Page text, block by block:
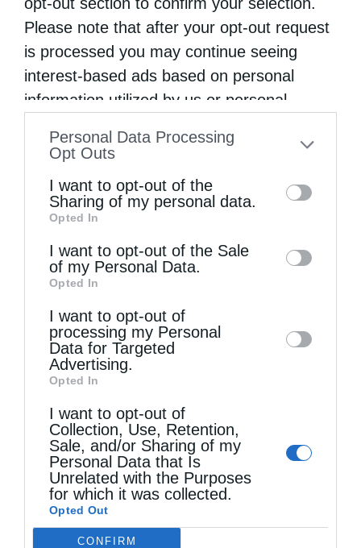
Please note that after your opt-out request
is processed you may continue seeing
interest-based ads based on personal
information utilized by us or personal
to your opt-out. You may separately opt-out
information by third parties on the IAB’s list
of downstream participants. This
information may also be disclosed by us to
third parties on theIAB’s List of
Downstream Participants
disclose it to other third parties.
Personal Data Processing
Opt Outs
I want to opt-out of the
Sharing of my personal data.
Opted In
I want to opt-out of the Sale
of my Personal Data.
Opted In
I want to opt-out of
processing my Personal
Data for Targeted
Advertising.
Opted In
I want to opt-out of
Collection, Use, Retention,
Sale, and/or Sharing of my
Personal Data that Is
Unrelated with the Purposes
for which it was collected.
Opted Out
CONFIRM
Ο Μεσογαίας Νικόλαος στην Ιερατική Σύναξη
της Μητροπόλεως Πειραιώς
kivotos 27 Οκτωβρίου 2017
Συνεκλήθη η ετήσια Ιερατική Σύναξη της
Ιεράς Μητροπόλεως Πειραιώς την Τρίτη 24η
επίσημο προσκεκλημένο και ομιλητή τον
Σεβασμιώτατο Μητροπολίτη Μεσογαίας και
Λαυρεωτικής κ. …